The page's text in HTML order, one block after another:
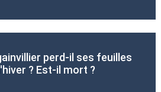
perd-il ses feuilles
? Est-il mort ?